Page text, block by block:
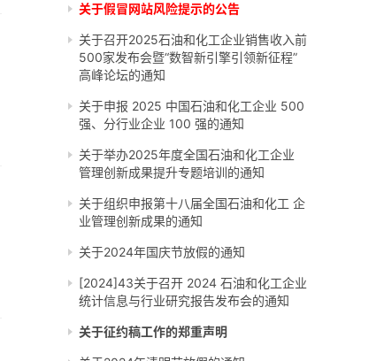
关于假冒网站风险提示的公告
关于召开2025石油和化工企业销售收入前
500家发布会暨“数智新引擎引领新征程”
高峰论坛的通知
关于申报 2025 中国石油和化工企业 500
强、分行业企业 100 强的通知
关于举办2025年度全国石油和化工企业
管理创新成果提升专题培训的通知
关于组织申报第十八届全国石油和化工 企
业管理创新成果的通知
关于2024年国庆节放假的通知
[2024]43关于召开 2024 石油和化工企业
统计信息与行业研究报告发布会的通知
关于征约稿工作的郑重声明